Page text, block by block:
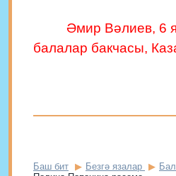
Әмир Вәлиев, 6
балалар бакчасы,
Баш бит Безгә язалар